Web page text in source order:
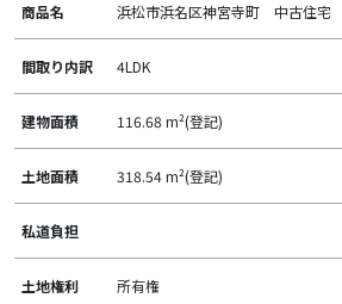
商品名 浜松市浜名区神宮寺町 中古住宅
間取り内訳 4LDK
建物面積 116.68 m²(登記)
土地面積 318.54 m²(登記)
私道負担
土地権利 所有権